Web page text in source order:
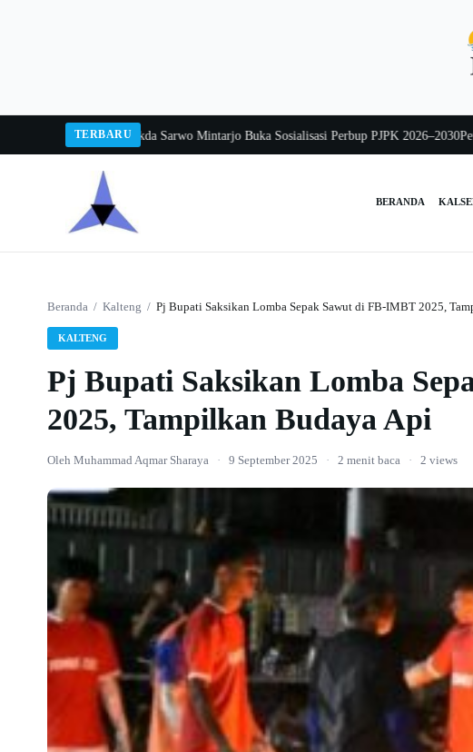
TERBARU
Pj Sekda Sarwo Mintarjo Buka Sosialisasi Perbup PJPK 2026–2030Peternak
BERANDA
Beranda / Kalteng / Pj Bupati Saksikan Lomba Sepak Sawut di FB-IMBT 2025,
KALTENG
Pj Bupati Saksikan Lomba
2025, Tampilkan Budaya Api
Oleh Muhammad Aqmar Sharaya · 9 September 2025 · 2 menit baca · 2 views